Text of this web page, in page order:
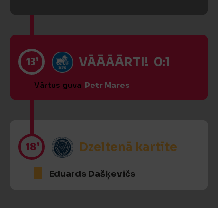
13’ VĀĀĀĀRTI! 0:1
Vārtus guva Petr Mares
18’ Dzeltenā kartīte
Eduards Dašķevičs